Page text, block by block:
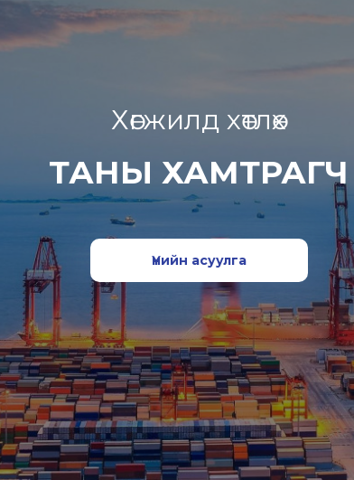
Хөгжилд хөтлөх
ТАНЫ ХАМТРАГЧ
Үнийн асуулга